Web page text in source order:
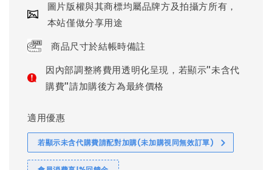
圖片版權與其商標均屬品牌方及拍攝方所有，
本站僅做分享用途
商品尺寸於結帳時備註
因內部調整將費用透明化呈現，若顯示"未含代
購費"請加購後方為最終價格
適用優惠
若顯示未含代購費請配對加購(未加購視同無效訂單)